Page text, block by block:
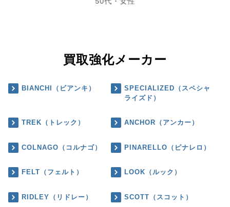
買取強化メーカー
BIANCHI（ビアンキ）
SPECIALIZED（スペシャ
ライズド）
TREK（トレック） ANCHOR（アンカー）
COLNAGO（コルナゴ） PINARELLO（ピナレロ）
FELT（フェルト） LOOK（ルック）
RIDLEY（リドレー） SCOTT（スコット）